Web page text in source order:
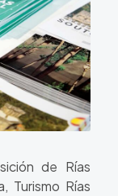
de Rías
Turismo Rías